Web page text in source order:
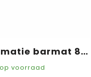
Sublimatie barmat 88x25 cm
voorraad